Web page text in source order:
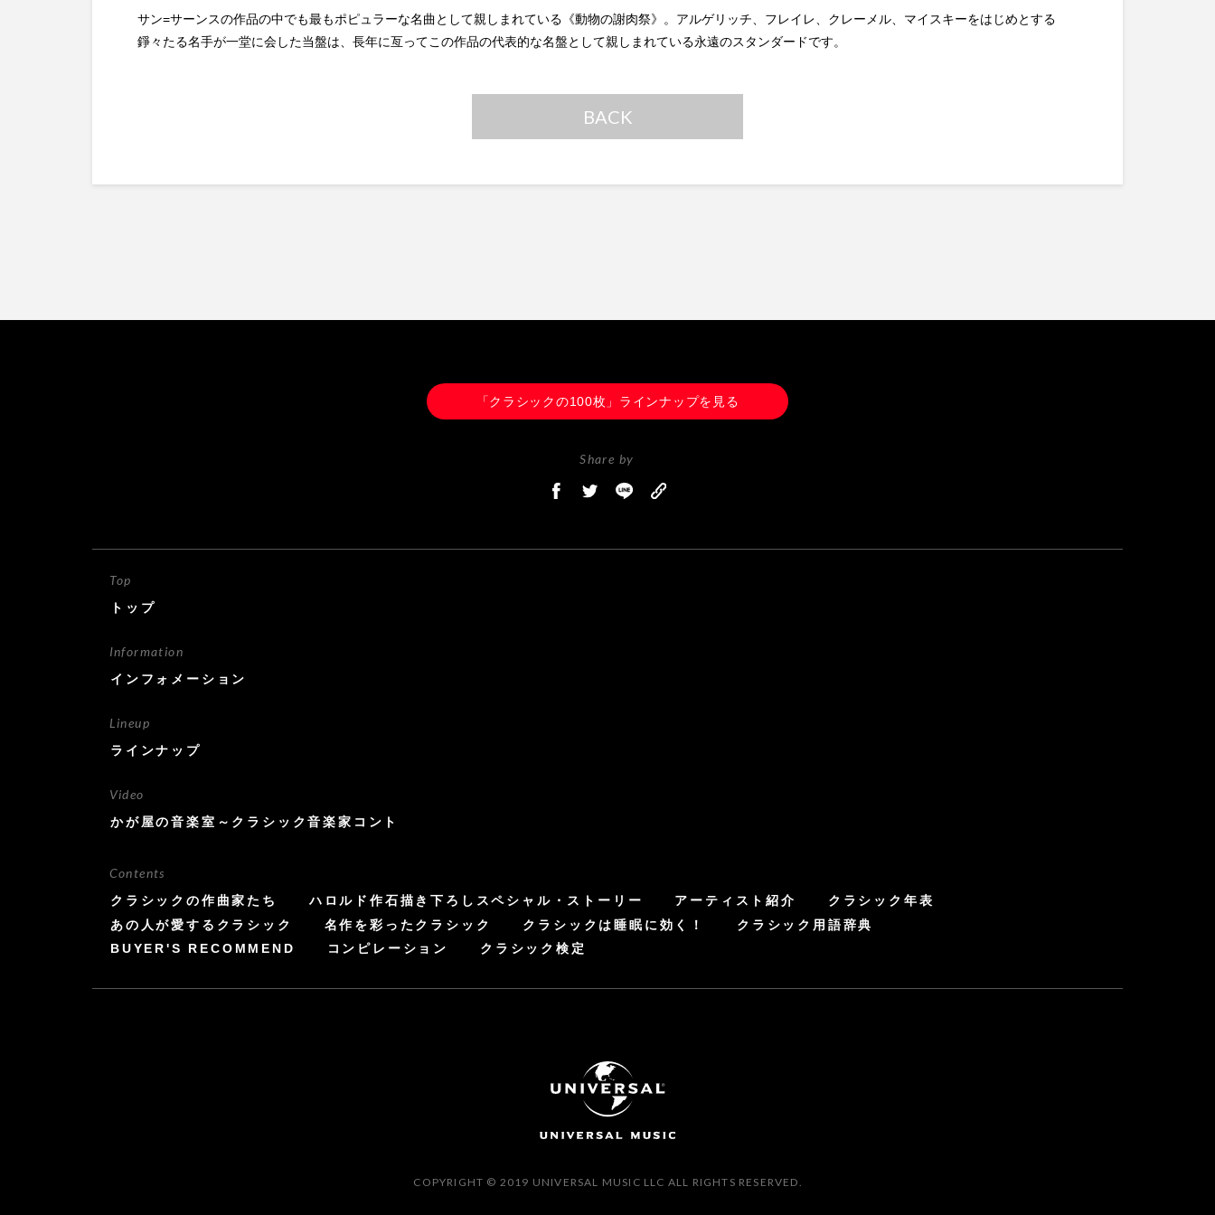
サン=サーンスの作品の中でも最もポピュラーな名曲として親しまれている《動物の謝肉祭》。アルゲリッチ、フレイレ、クレーメル、マイスキーをはじめとする
錚々たる名手が一堂に会した当盤は、長年に亙ってこの作品の代表的な名盤として親しまれている永遠のスタンダードです。
BACK
「クラシックの100枚」ラインナップを見る
Share by
Top
トップ
Information
インフォメーション
Lineup
ラインナップ
Video
かが屋の音楽室～クラシック音楽家コント
Contents
クラシックの作曲家たち ハロルド作石描き下ろしスペシャル・ストーリー アーティスト紹介
クラシック年表
あの人が愛するクラシック
名作を彩ったクラシック クラシックは睡眠に効く！
クラシック用語辞典
BUYER'S RECOMMEND
コンピレーション クラシック検定
COPYRIGHT © 2019 UNIVERSAL MUSIC LLC ALL RIGHTS RESERVED.